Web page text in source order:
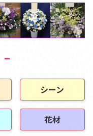
シーン
花材